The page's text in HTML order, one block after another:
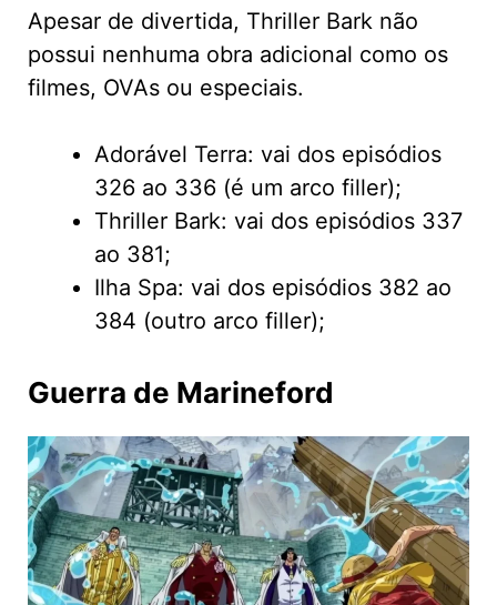
Apesar de divertida, Thriller Bark não
possui nenhuma obra adicional como os
filmes, OVAs ou especiais.
Adorável Terra: vai dos episódios
326 ao 336 (é um arco filler);
Thriller Bark: vai dos episódios 337
ao 381;
Ilha Spa: vai dos episódios 382 ao
384 (outro arco filler);
Guerra de Marineford